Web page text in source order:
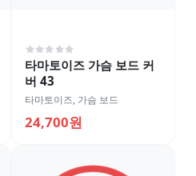
타마토이즈 가슴 보드 커
버 43
타마토이즈, 가슴 보드
24,700원